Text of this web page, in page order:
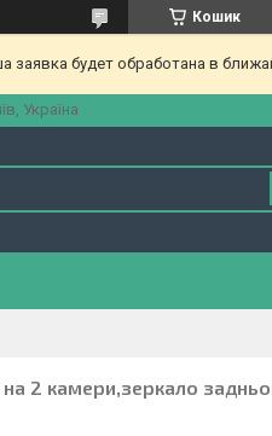
Кошик
будет обработана в
Україна
2 камери,зеркало